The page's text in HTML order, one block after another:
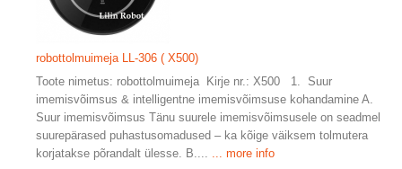
robottolmuimeja LL-306 ( X500)
Toote nimetus: robottolmuimeja Kirje nr.: X500 1. Suur
imemisvõimsus & intelligentne imemisvõimsuse kohandamine A.
Suur imemisvõimsus Tänu suurele imemisvõimsusele on seadmel
suurepärased puhastusomadused – ka kõige väiksem tolmutera
korjatakse põrandalt ülesse. B.... ... more info